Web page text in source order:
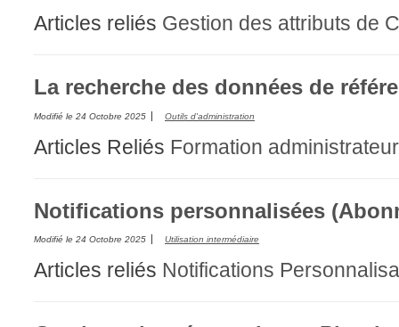
Articles reliés Gestion des attributs de
La recherche des données de
Modifié le 24 Octobre 2025 Outils d'administration
Articles Reliés Formation administrateur
Notifications personnalisées
Modifié le 24 Octobre 2025 Utilisation intermédiaire
Articles reliés Notifications